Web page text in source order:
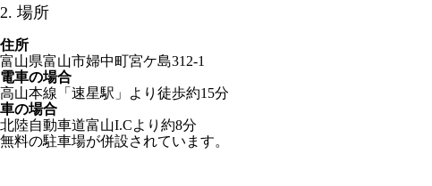
2. 場所
住所
富山県富山市婦中町宮ケ島312-1
電車の場合
高山本線「速星駅」より徒歩約15分
車の場合
北陸自動車道富山I.Cより約8分
無料の駐車場が併設されています。